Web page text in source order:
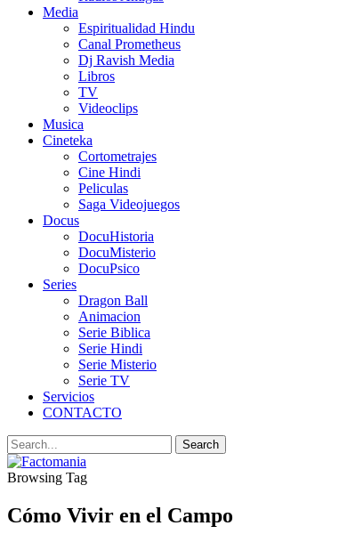
Media
Espiritualidad Hindu
Canal Prometheus
Dj Ravish Media
Libros
TV
Videoclips
Musica
Cineteka
Cortometrajes
Cine Hindi
Peliculas
Saga Videojuegos
Docus
DocuHistoria
DocuMisterio
DocuPsico
Series
Dragon Ball
Animacion
Serie Biblica
Serie Hindi
Serie Misterio
Serie TV
Servicios
CONTACTO
Browsing Tag
Cómo Vivir en el Campo